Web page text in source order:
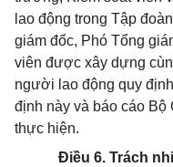
lao động trong Tập
giám đốc, Phó Tổng
viên được xây dựng
người lao động quy
định này và báo cáo
thực hiện.
Điều 6. Trách